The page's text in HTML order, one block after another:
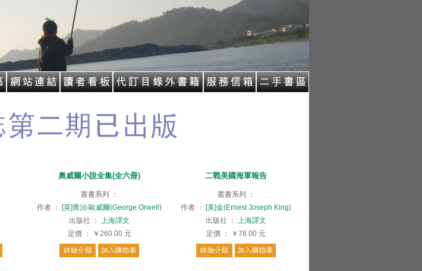
奧威爾小說全集(全六冊)
叢書系列
：
作者 ：
[英]喬治‧歐威爾(George Orwell)
出版社
： 上海譯文
定價
： ￥260.00 元
二戰美國海軍報告
叢書系列
：
作者 ：
[美]金(Ernest Joseph King)
出版社
： 上海譯文
定價 ： ￥78.00 元